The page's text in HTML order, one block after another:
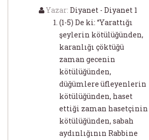
Yazar: Diyanet - Diyanet 1
(1-5) De ki: “Yarattığı
şeylerin kötülüğünden,
karanlığı çöktüğü
zaman gecenin
kötülüğünden,
düğümlere üfleyenlerin
kötülüğünden, haset
ettiği zaman hasetçinin
kötülüğünden, sabah
aydınlığının Rabbine